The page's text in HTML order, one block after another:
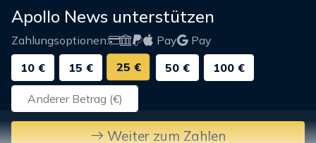
Apollo News unterstützen
Zahlungsoptionen: Pay
Pay
10 €
15 € 25 € 50 € 100 €
Weiter zum Zahlen